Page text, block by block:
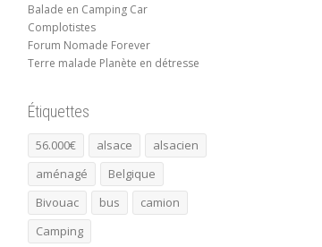
Balade en Camping Car
Complotistes
Forum Nomade Forever
Terre malade Planète en détresse
Étiquettes
56.000€ alsace
alsacien
aménagé
Belgique
Bivouac
bus
camion
Camping